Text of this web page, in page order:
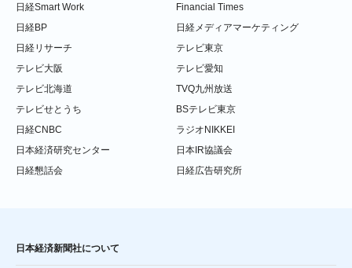
日経Smart Work
Financial Times
日経BP
日経メディアマーケティング
日経リサーチ
テレビ東京
テレビ大阪
テレビ愛知
テレビ北海道
TVQ九州放送
テレビせとうち
BSテレビ東京
日経CNBC
ラジオNIKKEI
日本経済研究センター
日本IR協議会
日経懇話会
日経広告研究所
日本経済新聞社について